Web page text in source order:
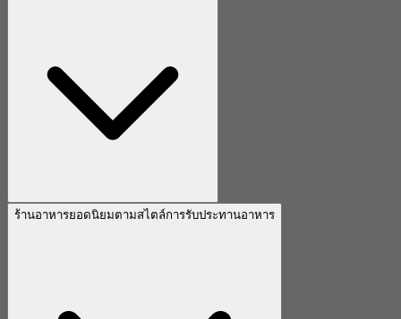
ร้านอาหารยอดนิยมตามสไตล์การรับประทานอาหาร